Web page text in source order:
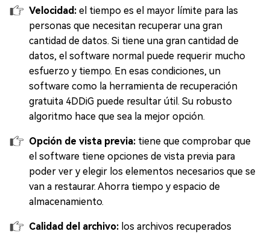
Velocidad: el tiempo es el mayor límite para las
personas que necesitan recuperar una gran
cantidad de datos. Si tiene una gran cantidad de
datos, el software normal puede requerir mucho
esfuerzo y tiempo. En esas condiciones, un
software como la herramienta de recuperación
gratuita 4DDiG puede resultar útil. Su robusto
algoritmo hace que sea la mejor opción.
Opción de vista previa: tiene que comprobar que
el software tiene opciones de vista previa para
poder ver y elegir los elementos necesarios que se
van a restaurar. Ahorra tiempo y espacio de
almacenamiento.
Calidad del archivo: los archivos recuperados